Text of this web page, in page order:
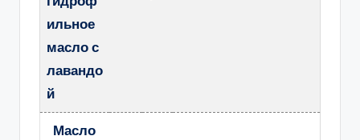
ильное
масло с
лавандо
й
Масло